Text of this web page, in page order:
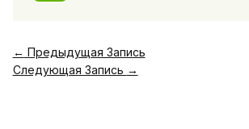
← Предыдущая Запись
Следующая Запись →